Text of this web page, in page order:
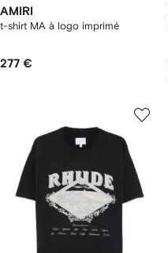
AMIRI
t-shirt MA à logo imprimé
277 €